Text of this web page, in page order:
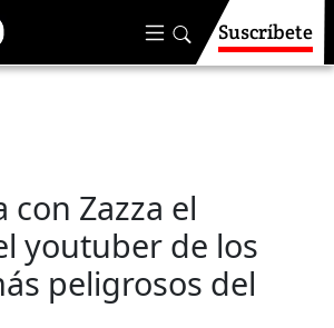
Suscríbete
con Zazza el
youtuber de los
peligrosos del